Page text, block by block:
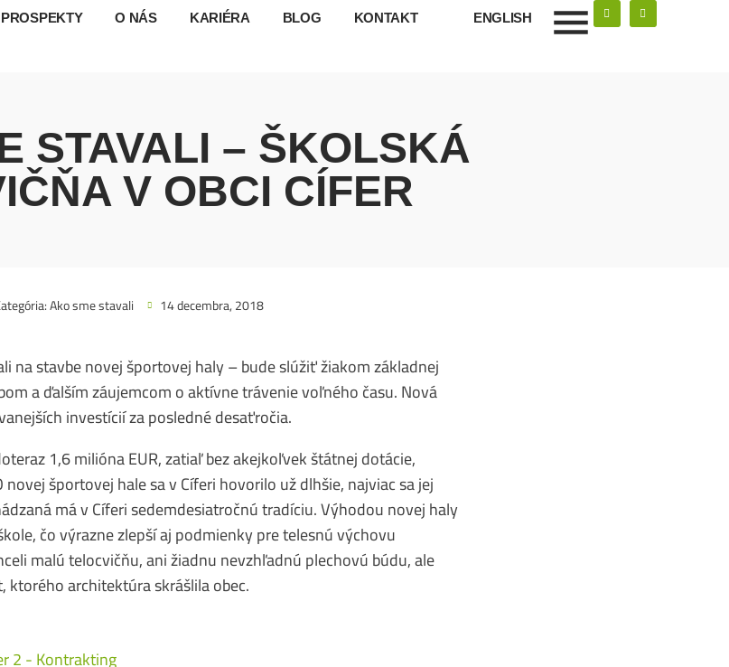
PROSPEKTY O NÁS KARIÉRA BLOG KONTAKT ENGLISH
STAVALI – ŠKOLSKÁ
V OBCI CÍFER
Ako sme stavali 14 decembra, 2018
na stavbe novej športovej haly – bude slúžiť žiakom základnej
a ďalším záujemcom o aktívne trávenie voľného času. Nová
investícií za posledné desaťročia.
1,6 milióna EUR, zatiaľ bez akejkoľvek štátnej dotácie,
športovej hale sa v Cíferi hovorilo už dlhšie, najviac sa jej
má v Cíferi sedemdesiatročnú tradíciu. Výhodou novej haly
čo výrazne zlepší aj podmienky pre telesnú výchovu
malú telocvičňu, ani žiadnu nevzhľadnú plechovú búdu, ale
architektúra skrášlila obec.